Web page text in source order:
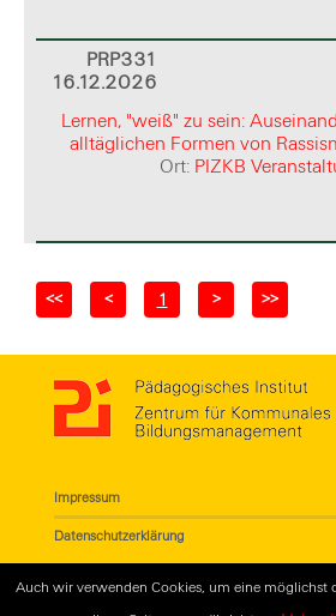
Auch wir verwenden Cookies, um eine möglichst
PRP331
16.12.2026
Lernen, "weiß" zu sein:
alltäglichen Formen von
Ort: PIZKB
<< < 1 > >>
Impressum
Datenschutzerklärung